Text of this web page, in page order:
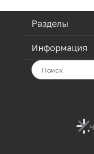
Разделы
Информация